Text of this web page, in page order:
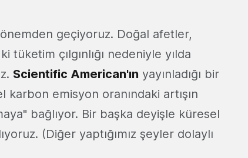
geçiyoruz. Doğal afetler,
çılgınlığı nedeniyle yılda
Scientific American'ın yayınladığı bir
emisyon oranındaki artışın
bağlıyor. Bir başka deyişle küresel
(Diğer yaptığımız şeyler dolaylı